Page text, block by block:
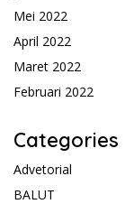
Mei 2022
April 2022
Maret 2022
Februari 2022
Categories
Advetorial
BALUT